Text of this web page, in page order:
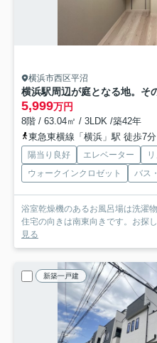
横浜市西区平沼
5,999万円
8階 / 63.04㎡ / 3LDK /築42年
東急東横線「横浜」駅 徒歩7分
陽当り良好 エレベーター
ウォークインクロゼット
バス
浴室乾燥機のあるお風呂場は洗濯
住宅の向きは南東向きです。お探
見る
新築一戸建